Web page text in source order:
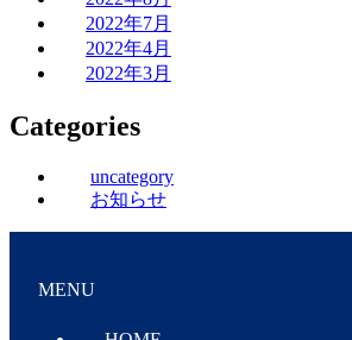
2022年7月
2022年4月
2022年3月
Categories
uncategory
お知らせ
MENU